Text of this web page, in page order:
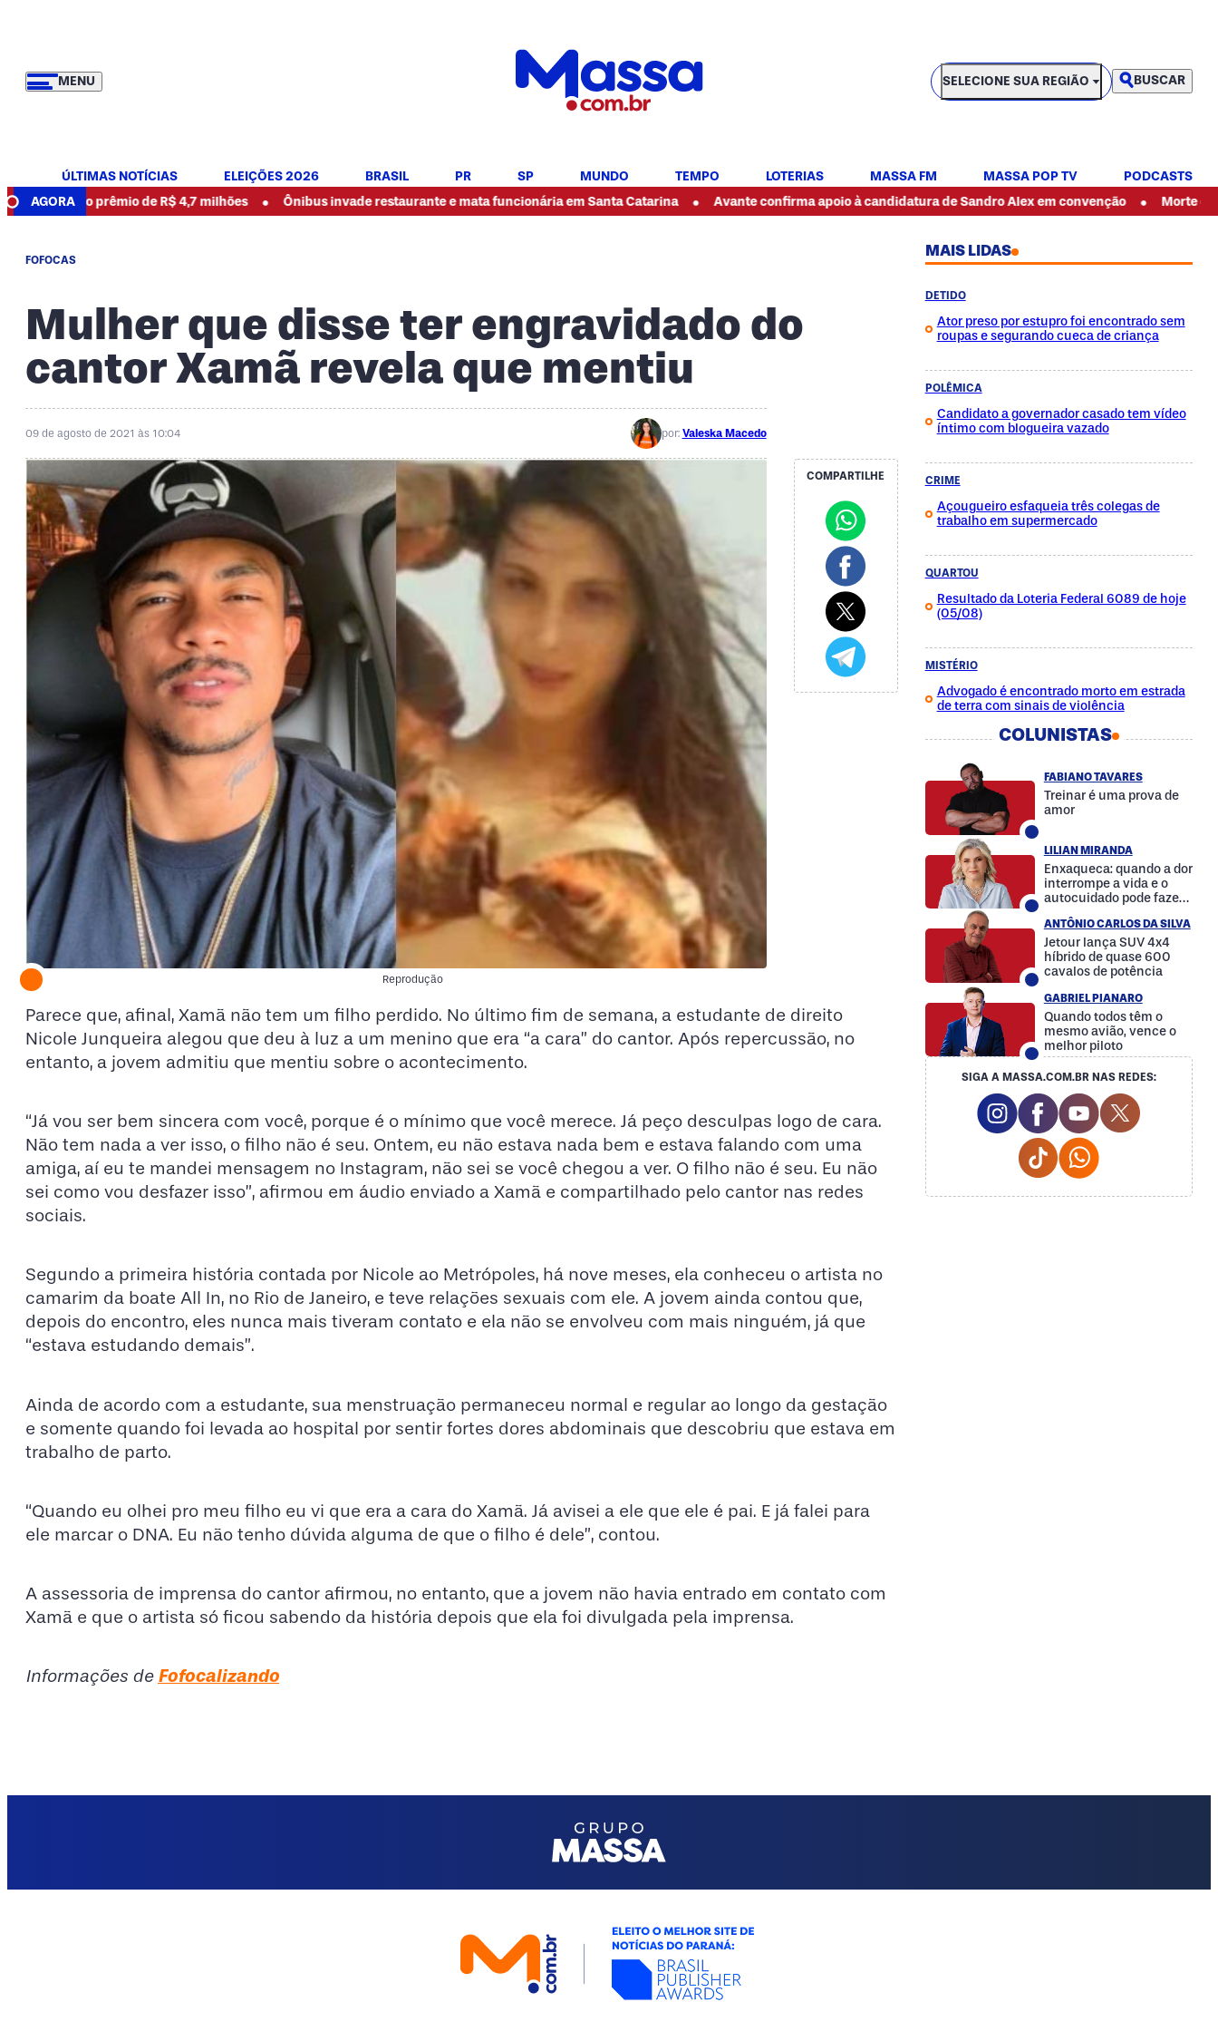
MENU
SELECIONE SUA REGIÃO
SELECIONE SUA REGIÃO BUSCAR
ÚLTIMAS NOTÍCIAS ELEIÇÕES 2026 BRASIL PR SP MUNDO TEMPO LOTERIAS MASSA FM MASSA POP TV
PODCASTS
AGORA
do prêmio de R$ 4,7 milhões • Ônibus invade restaurante e mata funcionária em Santa Catarina • Avante confirma apoio à candidatura de Sandro Alex em convenção • Morte de PM
FOFOCAS
Mulher que disse ter engravidado do
cantor Xamã revela que mentiu
09 de agosto de 2021 às 10:04 por: Valeska Macedo
Reprodução
COMPARTILHE
Parece que, afinal, Xamã não tem um filho perdido. No último fim de semana, a estudante de direito
Nicole Junqueira alegou que deu à luz a um menino que era “a cara” do cantor. Após repercussão, no
entanto, a jovem admitiu que mentiu sobre o acontecimento.
“Já vou ser bem sincera com você, porque é o mínimo que você merece. Já peço desculpas logo de cara.
Não tem nada a ver isso, o filho não é seu. Ontem, eu não estava nada bem e estava falando com uma
amiga, aí eu te mandei mensagem no Instagram, não sei se você chegou a ver. O filho não é seu. Eu não
sei como vou desfazer isso”, afirmou em áudio enviado a Xamã e compartilhado pelo cantor nas redes
sociais.
Segundo a primeira história contada por Nicole ao Metrópoles, há nove meses, ela conheceu o artista no
camarim da boate All In, no Rio de Janeiro, e teve relações sexuais com ele. A jovem ainda contou que,
depois do encontro, eles nunca mais tiveram contato e ela não se envolveu com mais ninguém, já que
“estava estudando demais”.
Ainda de acordo com a estudante, sua menstruação permaneceu normal e regular ao longo da gestação
e somente quando foi levada ao hospital por sentir fortes dores abdominais que descobriu que estava em
trabalho de parto.
“Quando eu olhei pro meu filho eu vi que era a cara do Xamã. Já avisei a ele que ele é pai. E já falei para
ele marcar o DNA. Eu não tenho dúvida alguma de que o filho é dele”, contou.
A assessoria de imprensa do cantor afirmou, no entanto, que a jovem não havia entrado em contato com
Xamã e que o artista só ficou sabendo da história depois que ela foi divulgada pela imprensa.
Informações de Fofocalizando
MAIS LIDAS
DETIDO
Ator preso por estupro foi encontrado sem
roupas e segurando cueca de criança
POLÊMICA
Candidato a governador casado tem vídeo
íntimo com blogueira vazado
CRIME
Açougueiro esfaqueia três colegas de
trabalho em supermercado
QUARTOU
Resultado da Loteria Federal 6089 de hoje
(05/08)
MISTÉRIO
Advogado é encontrado morto em estrada
de terra com sinais de violência
COLUNISTAS
FABIANO TAVARES
Treinar é uma prova de
amor
LILIAN MIRANDA
Enxaqueca: quando a dor
interrompe a vida e o
autocuidado pode fazer
ANTÔNIO CARLOS DA SILVA
Jetour lança SUV 4x4
híbrido de quase 600
cavalos de potência
GABRIEL PIANARO
Quando todos têm o
mesmo avião, vence o
melhor piloto
SIGA A MASSA.COM.BR NAS REDES:
Instagram Social Media
Facebook Social Media
Youtube Social
Twitter
Tiktok Social Media
Whatsapp